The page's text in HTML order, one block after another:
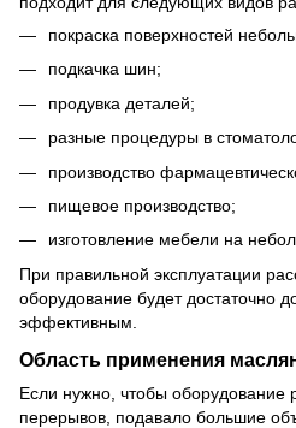
покраска поверхностей
подкачка шин;
продувка деталей;
разные процедуры в
производство
пищевое производство;
изготовление мебели на
При правильной эксплуатации
оборудование будет достаточно
эффективным.
Область применения
Если нужно, чтобы оборудование
перерывов, подавало большие